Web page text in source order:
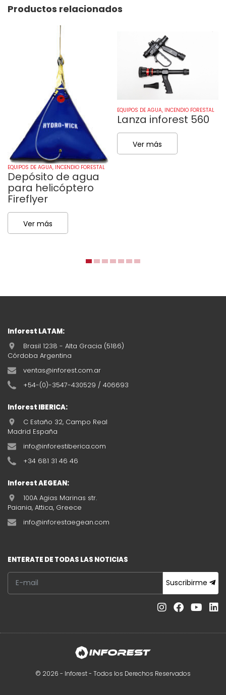
Productos relacionados
EQUIPOS DE AGUA, INCENDIO FORESTAL
Depósito de agua
para helicóptero
Fireflyer
Ver más
EQUIPOS DE AGUA, INCENDIO FORESTAL
Lanza inforest 560
Ver más
Inforest LATAM:
Brasil 1238 - Alta Gracia (5186)
Córdoba Argentina
ventas@inforest.com.ar
+54-(0)-3547-430529 / 406693
Inforest IBERICA:
C Estaño 32, Campo Real
Madrid España
info@inforestiberica.com
+34 681 31 46 46
Inforest AEGEAN:
100A Agias Marinas str.
Paiania, Attica, Greece
info@inforestaegean.com
ENTERATE DE TODAS LAS NOTICIAS
Suscribirme
© 2026 - Inforest - Todos los Derechos Reservados